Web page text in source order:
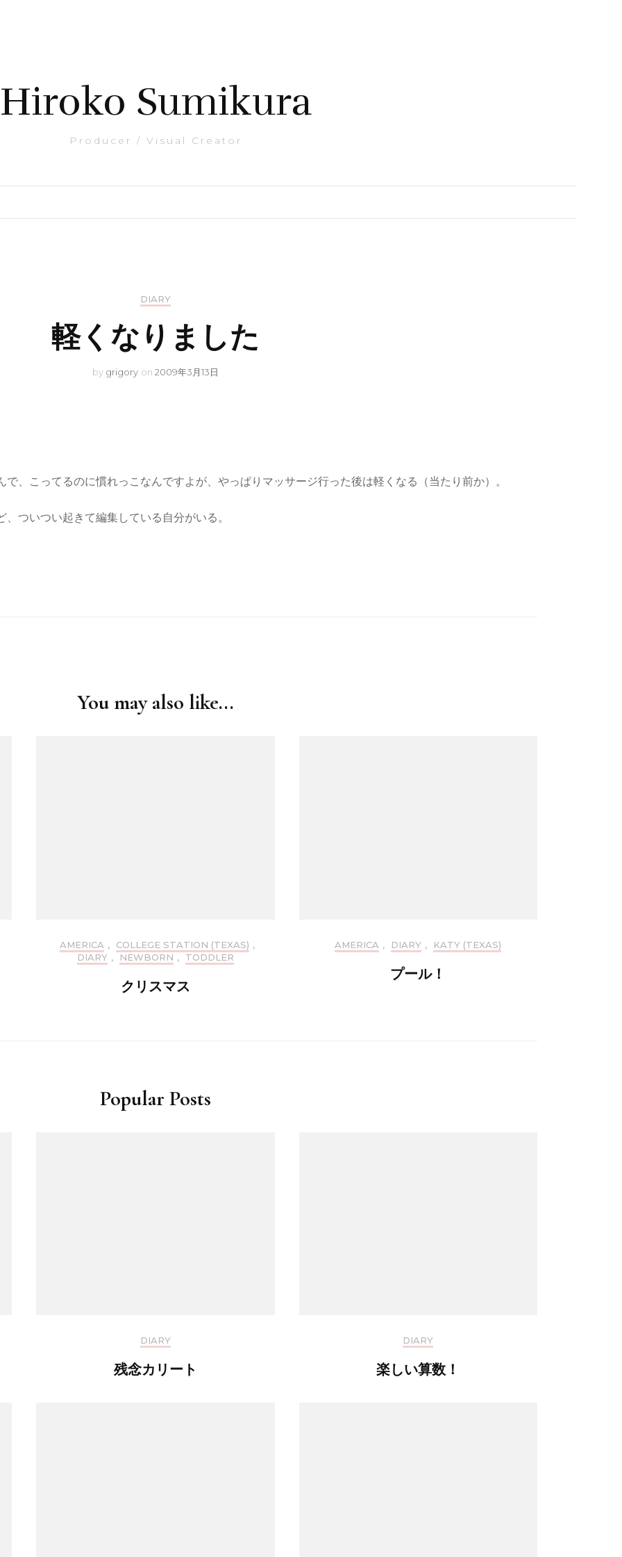
Hiroko Sumikura
Producer / Visual Creator
DIARY
軽くなりました
by grigory on 2009年3月13日
、こってるのに慣れっこなんですよが、やっぱりマッサージ行った後は軽くなる（当たり前か）。
ついつい起きて編集している自分がいる。
You may also like...
AMERICA , COLLEGE STATION (TEXAS) ,
DIARY , NEWBORN , TODDLER
クリスマス
AMERICA , DIARY , KATY (TEXAS)
プール！
Popular Posts
DIARY
残念カリート
DIARY
楽しい算数！